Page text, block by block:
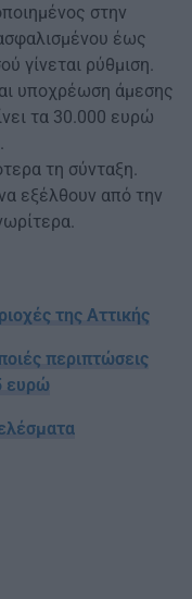
στην
έως
γίνεται ρύθμιση.
υποχρέωση άμεσης
τα 30.000 ευρώ
τη σύνταξη.
εξέλθουν από την
της Αττικής
περιπτώσεις
ευρώ